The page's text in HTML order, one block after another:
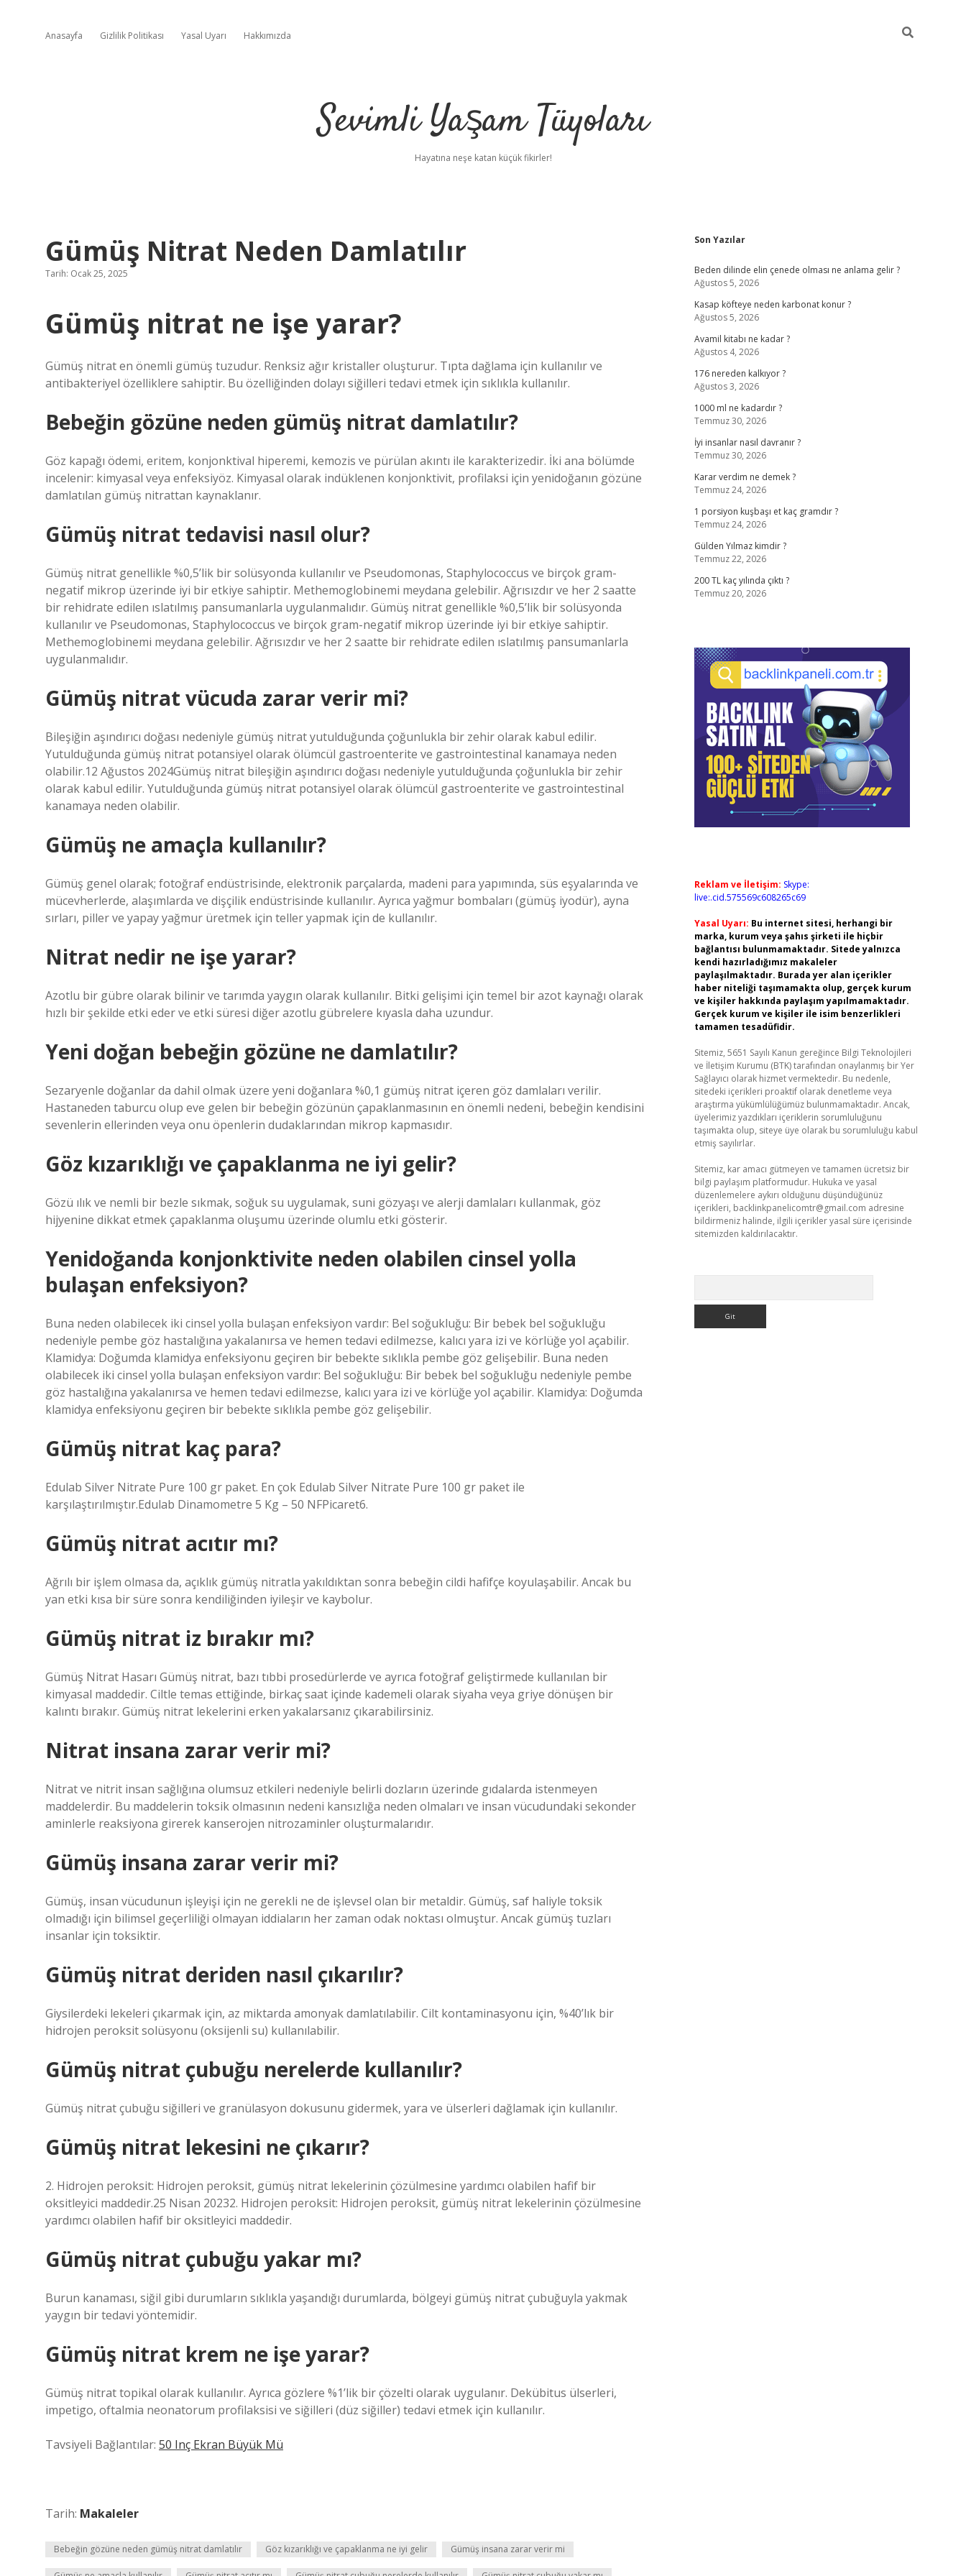
Anasayfa Gizlilik Politikası Yasal Uyarı Hakkımızda
Sevimli Yaşam Tüyoları
Hayatına neşe katan küçük fikirler!
Gümüş Nitrat Neden Damlatılır
Tarih: Ocak 25, 2025
Gümüş nitrat ne işe yarar?
Gümüş nitrat en önemli gümüş tuzudur. Renksiz ağır kristaller oluşturur. Tıpta dağlama için kullanılır ve
antibakteriyel özelliklere sahiptir. Bu özelliğinden dolayı siğilleri tedavi etmek için sıklıkla kullanılır.
Bebeğin gözüne neden gümüş nitrat damlatılır?
Göz kapağı ödemi, eritem, konjonktival hiperemi, kemozis ve pürülan akıntı ile karakterizedir. İki ana bölümde
incelenir: kimyasal veya enfeksiyöz. Kimyasal olarak indüklenen konjonktivit, profilaksi için yenidoğanın gözüne
damlatılan gümüş nitrattan kaynaklanır.
Gümüş nitrat tedavisi nasıl olur?
Gümüş nitrat genellikle %0,5’lik bir solüsyonda kullanılır ve Pseudomonas, Staphylococcus ve birçok gram-
negatif mikrop üzerinde iyi bir etkiye sahiptir. Methemoglobinemi meydana gelebilir. Ağrısızdır ve her 2 saatte
bir rehidrate edilen ıslatılmış pansumanlarla uygulanmalıdır. Gümüş nitrat genellikle %0,5’lik bir solüsyonda
kullanılır ve Pseudomonas, Staphylococcus ve birçok gram-negatif mikrop üzerinde iyi bir etkiye sahiptir.
Methemoglobinemi meydana gelebilir. Ağrısızdır ve her 2 saatte bir rehidrate edilen ıslatılmış pansumanlarla
uygulanmalıdır.
Gümüş nitrat vücuda zarar verir mi?
Bileşiğin aşındırıcı doğası nedeniyle gümüş nitrat yutulduğunda çoğunlukla bir zehir olarak kabul edilir.
Yutulduğunda gümüş nitrat potansiyel olarak ölümcül gastroenterite ve gastrointestinal kanamaya neden
olabilir.12 Ağustos 2024Gümüş nitrat bileşiğin aşındırıcı doğası nedeniyle yutulduğunda çoğunlukla bir zehir
olarak kabul edilir. Yutulduğunda gümüş nitrat potansiyel olarak ölümcül gastroenterite ve gastrointestinal
kanamaya neden olabilir.
Gümüş ne amaçla kullanılır?
Gümüş genel olarak; fotoğraf endüstrisinde, elektronik parçalarda, madeni para yapımında, süs eşyalarında ve
mücevherlerde, alaşımlarda ve dişçilik endüstrisinde kullanılır. Ayrıca yağmur bombaları (gümüş iyodür), ayna
sırları, piller ve yapay yağmur üretmek için teller yapmak için de kullanılır.
Nitrat nedir ne işe yarar?
Azotlu bir gübre olarak bilinir ve tarımda yaygın olarak kullanılır. Bitki gelişimi için temel bir azot kaynağı olarak
hızlı bir şekilde etki eder ve etki süresi diğer azotlu gübrelere kıyasla daha uzundur.
Yeni doğan bebeğin gözüne ne damlatılır?
Sezaryenle doğanlar da dahil olmak üzere yeni doğanlara %0,1 gümüş nitrat içeren göz damlaları verilir.
Hastaneden taburcu olup eve gelen bir bebeğin gözünün çapaklanmasının en önemli nedeni, bebeğin kendisini
sevenlerin ellerinden veya onu öpenlerin dudaklarından mikrop kapmasıdır.
Göz kızarıklığı ve çapaklanma ne iyi gelir?
Gözü ılık ve nemli bir bezle sıkmak, soğuk su uygulamak, suni gözyaşı ve alerji damlaları kullanmak, göz
hijyenine dikkat etmek çapaklanma oluşumu üzerinde olumlu etki gösterir.
Yenidoğanda konjonktivite neden olabilen cinsel yolla
bulaşan enfeksiyon?
Buna neden olabilecek iki cinsel yolla bulaşan enfeksiyon vardır: Bel soğukluğu: Bir bebek bel soğukluğu
nedeniyle pembe göz hastalığına yakalanırsa ve hemen tedavi edilmezse, kalıcı yara izi ve körlüğe yol açabilir.
Klamidya: Doğumda klamidya enfeksiyonu geçiren bir bebekte sıklıkla pembe göz gelişebilir. Buna neden
olabilecek iki cinsel yolla bulaşan enfeksiyon vardır: Bel soğukluğu: Bir bebek bel soğukluğu nedeniyle pembe
göz hastalığına yakalanırsa ve hemen tedavi edilmezse, kalıcı yara izi ve körlüğe yol açabilir. Klamidya: Doğumda
klamidya enfeksiyonu geçiren bir bebekte sıklıkla pembe göz gelişebilir.
Gümüş nitrat kaç para?
Edulab Silver Nitrate Pure 100 gr paket. En çok Edulab Silver Nitrate Pure 100 gr paket ile
karşılaştırılmıştır.Edulab Dinamometre 5 Kg – 50 NFPicaret6.
Gümüş nitrat acıtır mı?
Ağrılı bir işlem olmasa da, açıklık gümüş nitratla yakıldıktan sonra bebeğin cildi hafifçe koyulaşabilir. Ancak bu
yan etki kısa bir süre sonra kendiliğinden iyileşir ve kaybolur.
Gümüş nitrat iz bırakır mı?
Gümüş Nitrat Hasarı Gümüş nitrat, bazı tıbbi prosedürlerde ve ayrıca fotoğraf geliştirmede kullanılan bir
kimyasal maddedir. Ciltle temas ettiğinde, birkaç saat içinde kademeli olarak siyaha veya griye dönüşen bir
kalıntı bırakır. Gümüş nitrat lekelerini erken yakalarsanız çıkarabilirsiniz.
Nitrat insana zarar verir mi?
Nitrat ve nitrit insan sağlığına olumsuz etkileri nedeniyle belirli dozların üzerinde gıdalarda istenmeyen
maddelerdir. Bu maddelerin toksik olmasının nedeni kansızlığa neden olmaları ve insan vücudundaki sekonder
aminlerle reaksiyona girerek kanserojen nitrozaminler oluşturmalarıdır.
Gümüş insana zarar verir mi?
Gümüş, insan vücudunun işleyişi için ne gerekli ne de işlevsel olan bir metaldir. Gümüş, saf haliyle toksik
olmadığı için bilimsel geçerliliği olmayan iddiaların her zaman odak noktası olmuştur. Ancak gümüş tuzları
insanlar için toksiktir.
Gümüş nitrat deriden nasıl çıkarılır?
Giysilerdeki lekeleri çıkarmak için, az miktarda amonyak damlatılabilir. Cilt kontaminasyonu için, %40’lık bir
hidrojen peroksit solüsyonu (oksijenli su) kullanılabilir.
Gümüş nitrat çubuğu nerelerde kullanılır?
Gümüş nitrat çubuğu siğilleri ve granülasyon dokusunu gidermek, yara ve ülserleri dağlamak için kullanılır.
Gümüş nitrat lekesini ne çıkarır?
2. Hidrojen peroksit: Hidrojen peroksit, gümüş nitrat lekelerinin çözülmesine yardımcı olabilen hafif bir
oksitleyici maddedir.25 Nisan 20232. Hidrojen peroksit: Hidrojen peroksit, gümüş nitrat lekelerinin çözülmesine
yardımcı olabilen hafif bir oksitleyici maddedir.
Gümüş nitrat çubuğu yakar mı?
Burun kanaması, siğil gibi durumların sıklıkla yaşandığı durumlarda, bölgeyi gümüş nitrat çubuğuyla yakmak
yaygın bir tedavi yöntemidir.
Gümüş nitrat krem ne işe yarar?
Gümüş nitrat topikal olarak kullanılır. Ayrıca gözlere %1’lik bir çözelti olarak uygulanır. Dekübitus ülserleri,
impetigo, oftalmia neonatorum profilaksisi ve siğilleri (düz siğiller) tedavi etmek için kullanılır.
Tavsiyeli Bağlantılar: 50 Inç Ekran Büyük Mü
Tarih: Makaleler
Bebeğin gözüne neden gümüş nitrat damlatılır Göz kızarıklığı ve çapaklanma ne iyi gelir Gümüş insana zarar verir mi
Sidebar
Son Yazılar
Beden dilinde elin çenede olması ne anlama gelir ?
Ağustos 5, 2026
Kasap köfteye neden karbonat konur ?
Ağustos 5, 2026
Avamil kitabı ne kadar ?
Ağustos 4, 2026
176 nereden kalkıyor ?
Ağustos 3, 2026
1000 ml ne kadardır ?
Temmuz 30, 2026
İyi insanlar nasıl davranır ?
Temmuz 30, 2026
Karar verdim ne demek ?
Temmuz 24, 2026
1 porsiyon kuşbaşı et kaç gramdır ?
Temmuz 24, 2026
Gülden Yılmaz kimdir ?
Temmuz 22, 2026
200 TL kaç yılında çıktı ?
Temmuz 20, 2026
Reklam ve İletişim: Skype:
live:.cid.575569c608265c69
Yasal Uyarı: Bu internet sitesi, herhangi bir
marka, kurum veya şahıs şirketi ile hiçbir
bağlantısı bulunmamaktadır. Sitede yalnızca
kendi hazırladığımız makaleler
paylaşılmaktadır. Burada yer alan içerikler
haber niteliği taşımamakta olup, gerçek kurum
ve kişiler hakkında paylaşım yapılmamaktadır.
Gerçek kurum ve kişiler ile isim benzerlikleri
tamamen tesadüfidir.
Sitemiz, 5651 Sayılı Kanun gereğince Bilgi Teknolojileri
ve İletişim Kurumu (BTK) tarafından onaylanmış bir Yer
Sağlayıcı olarak hizmet vermektedir. Bu nedenle,
sitedeki içerikleri proaktif olarak denetleme veya
araştırma yükümlülüğümüz bulunmamaktadır. Ancak,
üyelerimiz yazdıkları içeriklerin sorumluluğunu
taşımakta olup, siteye üye olarak bu sorumluluğu kabul
etmiş sayılırlar.
Sitemiz, kar amacı gütmeyen ve tamamen ücretsiz bir
bilgi paylaşım platformudur. Hukuka ve yasal
düzenlemelere aykırı olduğunu düşündüğünüz
içerikleri, backlinkpanelicomtr@gmail.com adresine
bildirmeniz halinde, ilgili içerikler yasal süre içerisinde
sitemizden kaldırılacaktır.